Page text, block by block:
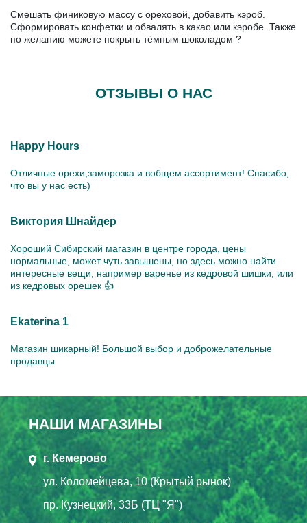
Смешать финиковую массу с ореховой, добавить кэроб.
Сформировать конфетки и обвалять в какао или кэробе. Также
по желанию можете покрыть тёмным шоколадом ?
ОТЗЫВЫ О НАС
Happy Hours
Отличные орехи,заморозка и вобщем ассортимент! Спасибо,
что вы у нас есть)
Виктория Шнайдер
Хороший Сибирский магазин в центре города, цены
нормальные, может чуть завышены, но здесь можно найти
интересные вещи, например варенье из кедровой шишки, или
из кедровых орешек 👍
Ekaterina 1
Магазин шикарный! Большой выбор и доброжелательные
продавцы
НАШИ МАГАЗИНЫ
г. Кемерово
ул. Коломейцева, 10 (Крытый рынок)
пр. Кузнецкий, 33Б (ТЦ "Я")